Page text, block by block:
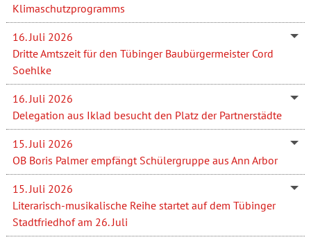
Klimaschutzprogramms
16. Juli 2026
Dritte Amtszeit für den Tübinger Baubürgermeister Cord
Soehlke
16. Juli 2026
Delegation aus Iklad besucht den Platz der Partnerstädte
15. Juli 2026
OB Boris Palmer empfängt Schülergruppe aus Ann Arbor
15. Juli 2026
Literarisch-musikalische Reihe startet auf dem Tübinger
Stadtfriedhof am 26. Juli